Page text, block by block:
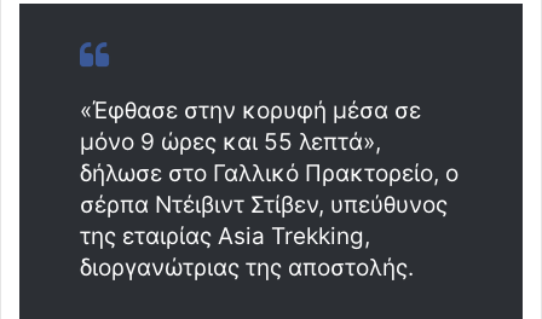
«Έφθασε στην κορυφή μέσα σε
μόνο 9 ώρες και 55 λεπτά»,
δήλωσε στο Γαλλικό Πρακτορείο, ο
σέρπα Ντέιβιντ Στίβεν, υπεύθυνος
της εταιρίας Asia Trekking,
διοργανώτριας της αποστολής.